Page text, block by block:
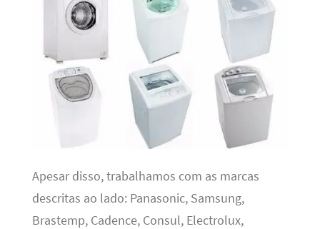
Apesar disso, trabalhamos com as marcas
descritas ao lado: Panasonic, Samsung,
Brastemp, Cadence, Consul, Electrolux,